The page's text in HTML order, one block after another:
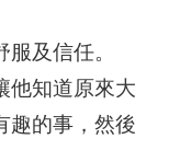
及信任。
他知道原來大
趣的事，然後